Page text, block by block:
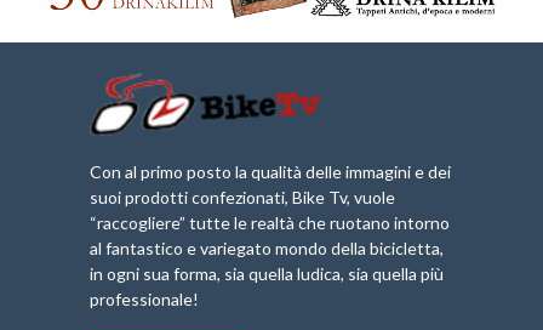
Con al primo posto la qualità delle immagini e dei
suoi prodotti confezionati, Bike Tv, vuole
“raccogliere” tutte le realtà che ruotano intorno
al fantastico e variegato mondo della bicicletta,
in ogni sua forma, sia quella ludica, sia quella più
professionale!